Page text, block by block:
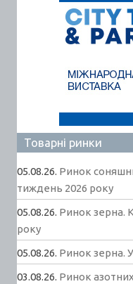
Товарні ринки
05.08.26. Ринок
тиждень 2026 року
05.08.26. Ринок зерна.
року
05.08.26. Ринок зерна.
03.08.26. Ринок